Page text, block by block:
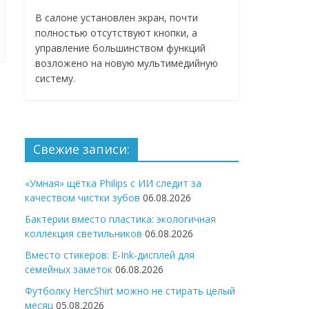
В салоне установлен экран, почти
полностью отсутствуют кнопки, а
управление большинством функций
возложено на новую мультимедийную
систему.
Свежие записи:
«Умная» щётка Philips с ИИ следит за
качеством чистки зубов 06.08.2026
Бактерии вместо пластика: экологичная
коллекция светильников 06.08.2026
Вместо стикеров: E-Ink-дисплей для
семейных заметок 06.08.2026
Футболку HercShirt можно не стирать целый
месяц 05.08.2026